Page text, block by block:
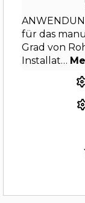
für das
Grad von
Installat…